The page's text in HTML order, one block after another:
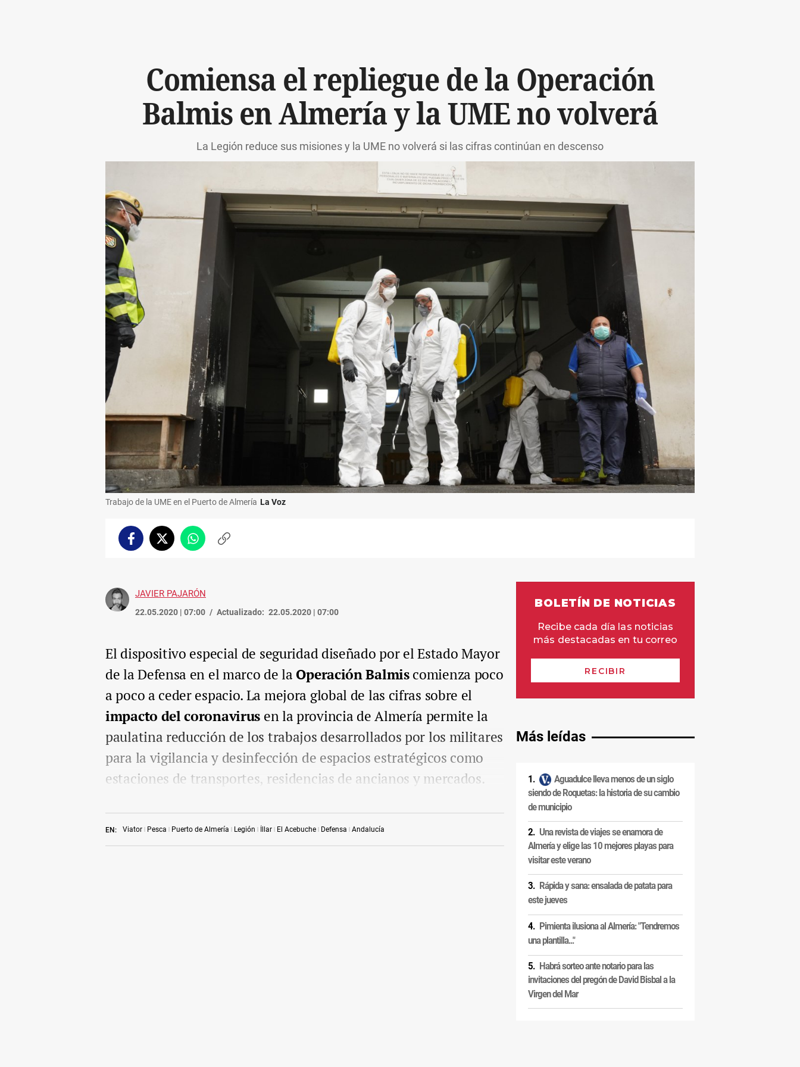
Comiensa el repliegue de la Operación
Balmis en Almería y la UME no volverá
La Legión reduce sus misiones y la UME no volverá si las cifras continúan en descenso
Trabajo de la UME en el Puerto de Almería La Voz
FacebookTwitterWhatsappCopiar
JAVIER PAJARÓN
22.05.2020 | 07:00 Actualizado: 22.05.2020 | 07:00
EN: Viator Pesca Puerto de Almería Legión Íllar El Acebuche Defensa Andalucía
El dispositivo especial de seguridad diseñado por el Estado Mayor
de la Defensa en el marco de la Operación Balmiscomienza poco
a poco a ceder espacio. La mejora global de las cifras sobre el
impacto del coronavirus en la provincia de Almería permite la
paulatina reducción de los trabajos desarrollados por los militares
para la vigilancia y desinfección de espacios estratégicos como
estaciones de transportes, residencias de ancianos y mercados.
Más leídas
Aguadulce lleva menos de un siglo
siendo de Roquetas: la historia de su cambio
de municipio
Una revista de viajes se enamora de
Almería y elige las 10 mejores playas para
visitar este verano
Rápida y sana: ensalada de patata para
este jueves
Pimienta ilusiona al Almería: "Tendremos
una plantilla..."
Habrá sorteo ante notario para las
invitaciones del pregón de David Bisbal a la
Virgen del Mar